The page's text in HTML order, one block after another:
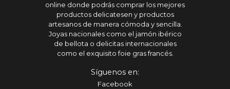
online donde podrás comprar los mejores
productos delicatesen y productos
artesanos de manera cómoda y sencilla.
Joyas nacionales como el jamón ibérico
de bellota o delicitas internacionales
como el exquisito foie gras francés.
Síguenos en:
Facebook